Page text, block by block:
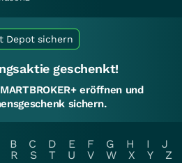
Depot sichern
geschenkt!
eröffnen und
sichern.
B C D E F G H I
J
R S T U V W X Y
Z